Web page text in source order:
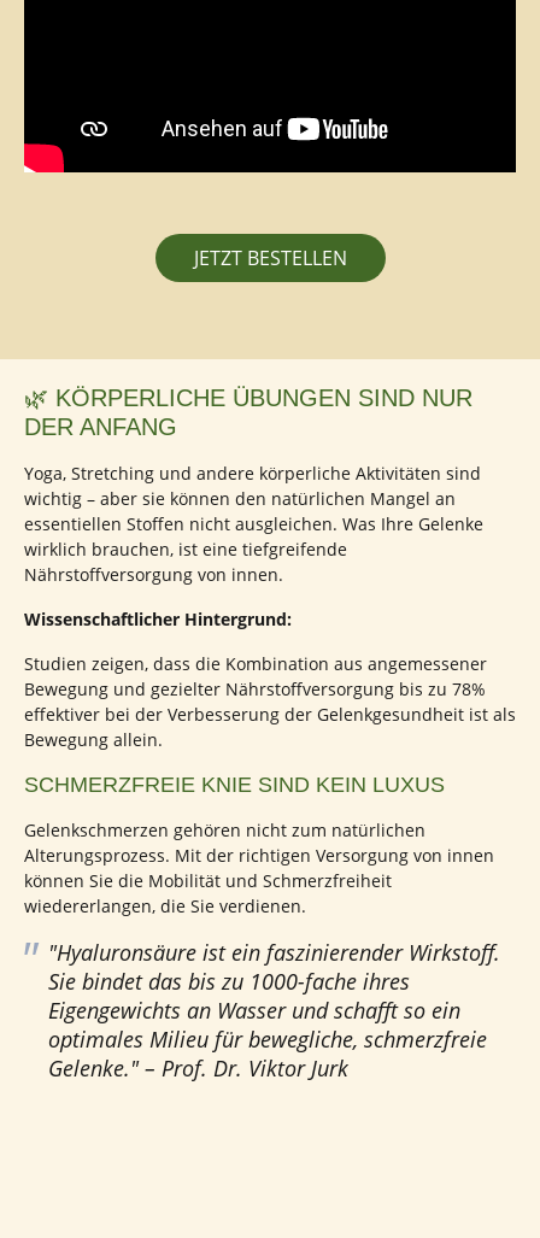
JETZT BESTELLEN
🌿 KÖRPERLICHE ÜBUNGEN SIND NUR
DER ANFANG
Yoga, Stretching und andere körperliche Aktivitäten sind
wichtig – aber sie können den natürlichen Mangel an
essentiellen Stoffen nicht ausgleichen. Was Ihre Gelenke
wirklich brauchen, ist eine tiefgreifende
Nährstoffversorgung von innen.
Wissenschaftlicher Hintergrund:
Studien zeigen, dass die Kombination aus angemessener
Bewegung und gezielter Nährstoffversorgung bis zu 78%
effektiver bei der Verbesserung der Gelenkgesundheit ist als
Bewegung allein.
SCHMERZFREIE KNIE SIND KEIN LUXUS
Gelenkschmerzen gehören nicht zum natürlichen
Alterungsprozess. Mit der richtigen Versorgung von innen
können Sie die Mobilität und Schmerzfreiheit
wiedererlangen, die Sie verdienen.
"Hyaluronsäure ist ein faszinierender Wirkstoff.
Sie bindet das bis zu 1000-fache ihres
Eigengewichts an Wasser und schafft so ein
optimales Milieu für bewegliche, schmerzfreie
Gelenke." – Prof. Dr. Viktor Jurk